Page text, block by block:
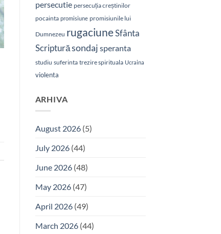
persecutie persecuția creștinilor
pocainta promisiune promisiunile lui
Dumnezeu rugaciuneSfânta
Scripturăsondaj speranta
studiu suferinta trezire spirituala Ucraina
violenta
ARHIVA
August 2026(5)
July 2026(44)
June 2026(48)
May 2026(47)
April 2026(49)
March 2026(44)